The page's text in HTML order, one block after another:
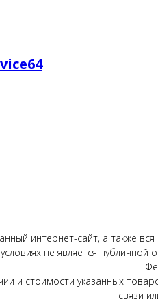
интернет-сайт, а также
не является
и стоимости указанных
связи